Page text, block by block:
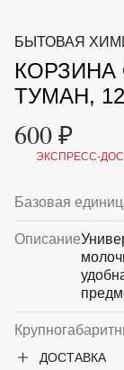
МАЛАЯ
ГРЫЗУНОВ
САДОВАЯ
САДОВЫЙ
СРЕДСТВА
ТОВАРЫ
ТОВАРЫ И
ХОЗ ТОВАРЫ
+7 (495)
87
БЫТОВАЯ
КОРЗИНА
ТУМАН,
600 ₽
ЭКСПРЕСС-
Базовая
Описание
ДОСТАВКА